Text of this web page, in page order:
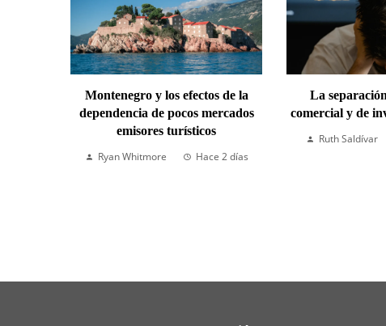
Montenegro y los efectos de la
dependencia de pocos mercados
emisores turísticos
Ryan Whitmore
Hace 2 días
La
comercial y de
Ruth Saldívar